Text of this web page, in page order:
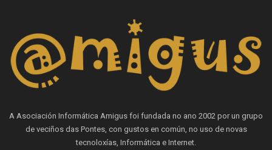
A Asociación Informática Amigus foi fundada no ano 2002 por un grupo
de veciños das Pontes, con gustos en común, no uso de novas
tecnoloxías, Informática e Internet.